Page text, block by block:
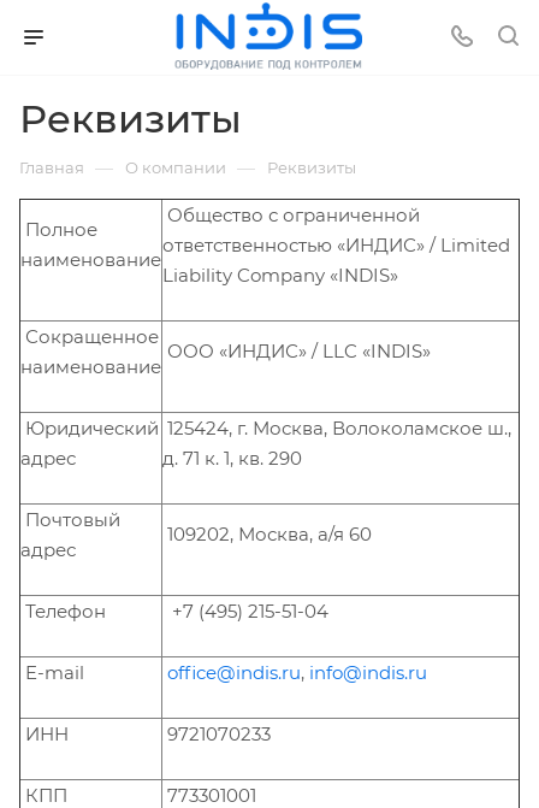
Реквизиты
Главная — О компании — Реквизиты
Полное
наименование
Общество с ограниченной
ответственностью «ИНДИС» / Limited
Liability Company «INDIS»
Сокращенное
наименование
ООО «ИНДИС» / LLC «INDIS»
Юридический
адрес
125424, г. Москва, Волоколамское ш.,
д. 71 к. 1, кв. 290
Почтовый
адрес
109202, Москва, а/я 60
Телефон +7 (495) 215-51-04
E-mail office@indis.ru, info@indis.ru
ИНН 9721070233
КПП 773301001